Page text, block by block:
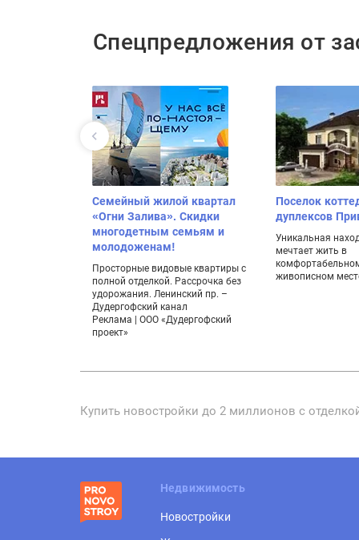
Спецпредложения от
Семейный жилой квартал
«Огни Залива». Скидки
многодетным семьям и
молодоженам!
Просторные видовые квартиры с
полной отделкой. Рассрочка без
удорожания. Ленинский пр. –
Дудергофский канал
Реклама | ООО «Дудергофский
проект»
Поселок
дуплексов
Уникальная
мечтает жить в
живописном
Купить новостройки до 2 миллионов с
Недвижимость
Новостройки